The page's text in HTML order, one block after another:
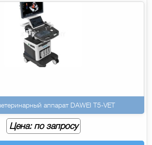
аппарат DAWEI T5-VET
Цена: по запросу